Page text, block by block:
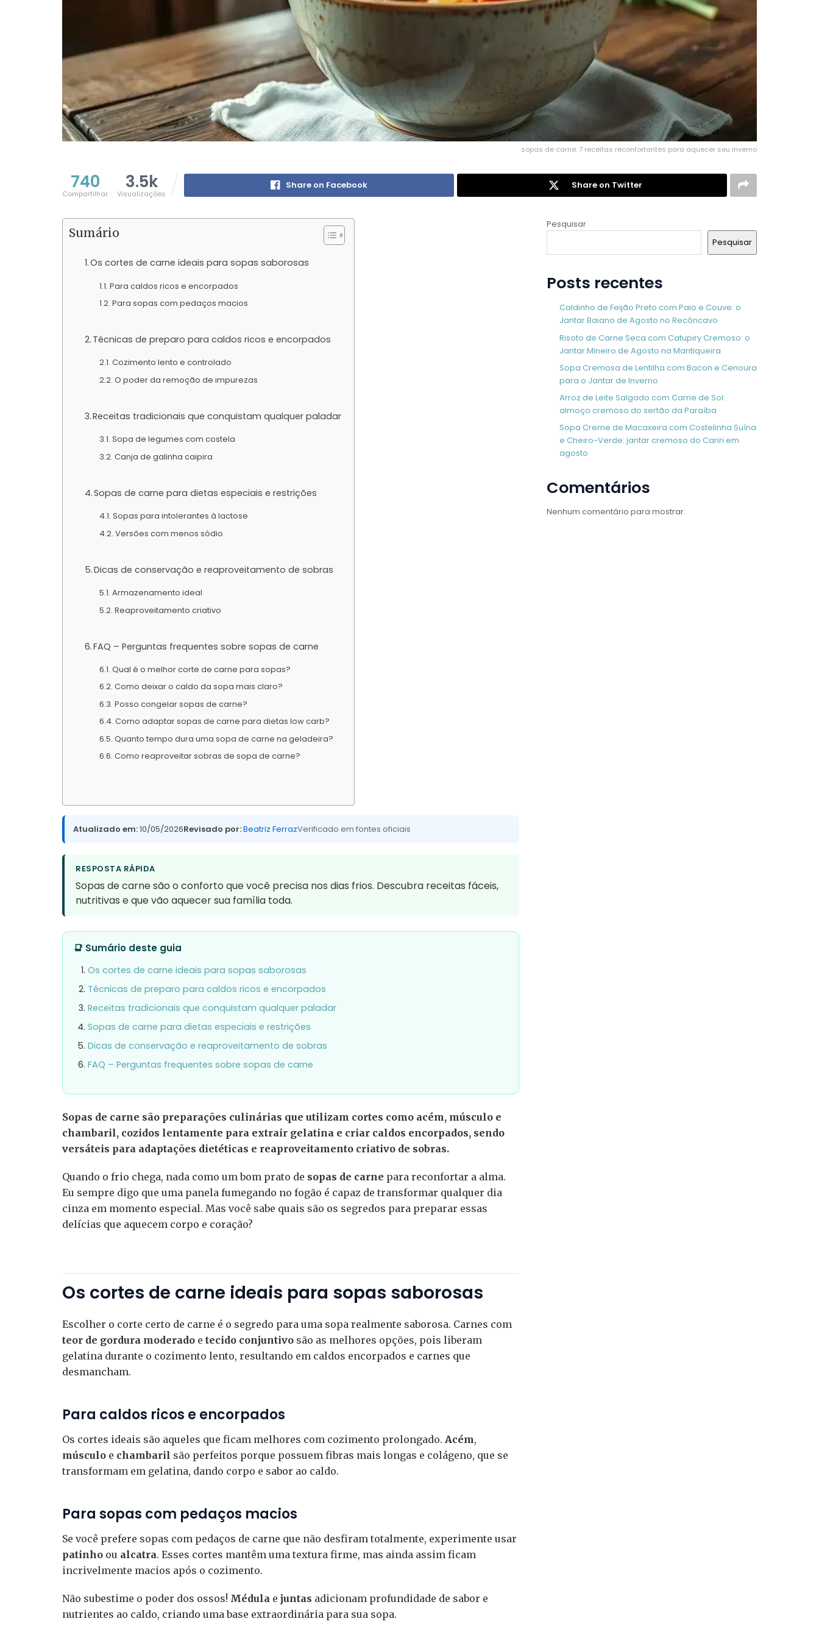
sopas de carne: 7 receitas reconfortantes para aquecer seu inverno
740
Compartilhar
3.5k
Visualizações
Share on Facebook Share on Twitter
Sumário
Os cortes de carne ideais para sopas saborosas
Para caldos ricos e encorpados
Para sopas com pedaços macios
Técnicas de preparo para caldos ricos e encorpados
Cozimento lento e controlado
O poder da remoção de impurezas
Receitas tradicionais que conquistam qualquer paladar
Sopa de legumes com costela
Canja de galinha caipira
Sopas de carne para dietas especiais e restrições
Sopas para intolerantes à lactose
Versões com menos sódio
Dicas de conservação e reaproveitamento de sobras
Armazenamento ideal
Reaproveitamento criativo
FAQ – Perguntas frequentes sobre sopas de carne
Qual é o melhor corte de carne para sopas?
Como deixar o caldo da sopa mais claro?
Posso congelar sopas de carne?
Como adaptar sopas de carne para dietas low carb?
Quanto tempo dura uma sopa de carne na geladeira?
Como reaproveitar sobras de sopa de carne?
Atualizado em:10/05/2026Revisado por:Beatriz FerrazVerificado em fontes oficiais
RESPOSTA RÁPIDA
Sopas de carne são o conforto que você precisa nos dias frios. Descubra receitas fáceis,
nutritivas e que vão aquecer sua família toda.
📑 Sumário deste guia
Os cortes de carne ideais para sopas saborosas
Técnicas de preparo para caldos ricos e encorpados
Receitas tradicionais que conquistam qualquer paladar
Sopas de carne para dietas especiais e restrições
Dicas de conservação e reaproveitamento de sobras
FAQ – Perguntas frequentes sobre sopas de carne
Sopas de carne são preparações culinárias que utilizam cortes como acém, músculo e
chambaril, cozidos lentamente para extrair gelatina e criar caldos encorpados, sendo
versáteis para adaptações dietéticas e reaproveitamento criativo de sobras.
Quando o frio chega, nada como um bom prato de sopas de carne para reconfortar a alma.
Eu sempre digo que uma panela fumegando no fogão é capaz de transformar qualquer dia
cinza em momento especial. Mas você sabe quais são os segredos para preparar essas
delícias que aquecem corpo e coração?
Os cortes de carne ideais para sopas saborosas
Escolher o corte certo de carne é o segredo para uma sopa realmente saborosa. Carnes com
teor de gordura moderado e tecido conjuntivo são as melhores opções, pois liberam
gelatina durante o cozimento lento, resultando em caldos encorpados e carnes que
desmancham.
Para caldos ricos e encorpados
Os cortes ideais são aqueles que ficam melhores com cozimento prolongado. Acém,
músculo e chambaril são perfeitos porque possuem fibras mais longas e colágeno, que se
transformam em gelatina, dando corpo e sabor ao caldo.
Para sopas com pedaços macios
Se você prefere sopas com pedaços de carne que não desfiram totalmente, experimente usar
patinho ou alcatra. Esses cortes mantêm uma textura firme, mas ainda assim ficam
incrivelmente macios após o cozimento.
Não subestime o poder dos ossos! Médula e juntas adicionam profundidade de sabor e
nutrientes ao caldo, criando uma base extraordinária para sua sopa.
Pesquisar
Pesquisar
Posts recentes
Caldinho de Feijão Preto com Paio e Couve: o
Jantar Baiano de Agosto no Recôncavo
Risoto de Carne Seca com Catupiry Cremoso: o
Jantar Mineiro de Agosto na Mantiqueira
Sopa Cremosa de Lentilha com Bacon e Cenoura
para o Jantar de Inverno
Arroz de Leite Salgado com Carne de Sol:
almoço cremoso do sertão da Paraíba
Sopa Creme de Macaxeira com Costelinha Suína
e Cheiro-Verde: jantar cremoso do Cariri em
agosto
Comentários
Nenhum comentário para mostrar.